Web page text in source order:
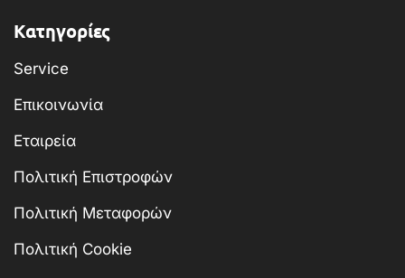
Κατηγορίες
Service
Επικοινωνία
Εταιρεία
Πολιτική Επιστροφών
Πολιτική Μεταφορών
Πολιτική Cookie